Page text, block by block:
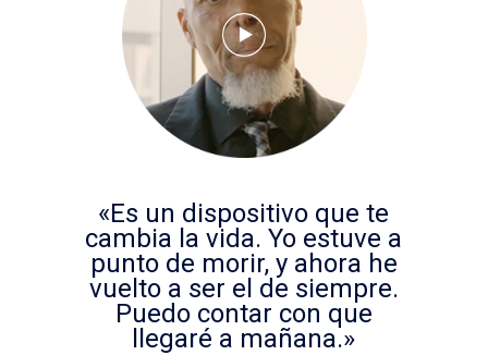
«Es un dispositivo que te
cambia la vida. Yo estuve a
punto de morir, y ahora he
vuelto a ser el de siempre.
Puedo contar con que
llegaré a mañana.»